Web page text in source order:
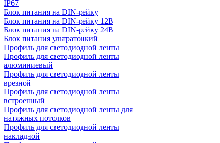
IP67
Блок питания на DIN-рейку
Блок питания на DIN-рейку 12В
Блок питания на DIN-рейку 24В
Блок питания ультратонкий
Профиль для светодиодной ленты
Профиль для светодиодной ленты
алюминиевый
Профиль для светодиодной ленты
врезной
Профиль для светодиодной ленты
встроенный
Профиль для светодиодной ленты для
натяжных потолков
Профиль для светодиодной ленты
накладной